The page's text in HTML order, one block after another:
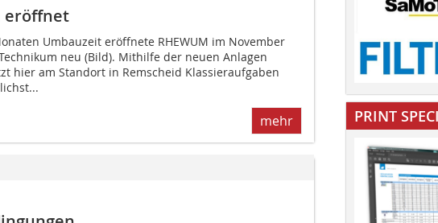
eröffnet
Umbauzeit eröffnete RHEWUM im ­November
neu (Bild). Mithilfe der neuen Anlagen
hier am Standort in Remscheid Klassieraufgaben
mehr PRINT